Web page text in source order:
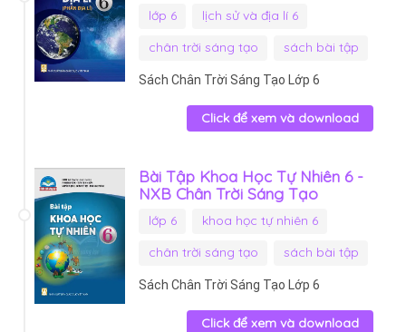
lớp 6
lịch sử và địa lí 6
chân trời sáng tạo
sách bài tập
Sách Chân Trời Sáng Tạo Lớp 6
Click để xem và download
Bài Tập Khoa Học Tự Nhiên 6 -
NXB Chân Trời Sáng Tạo
lớp 6
khoa học tự nhiên 6
chân trời sáng tạo
sách bài tập
Sách Chân Trời Sáng Tạo Lớp 6
Click để xem và download